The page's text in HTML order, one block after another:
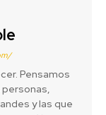
Pensamos
y las que